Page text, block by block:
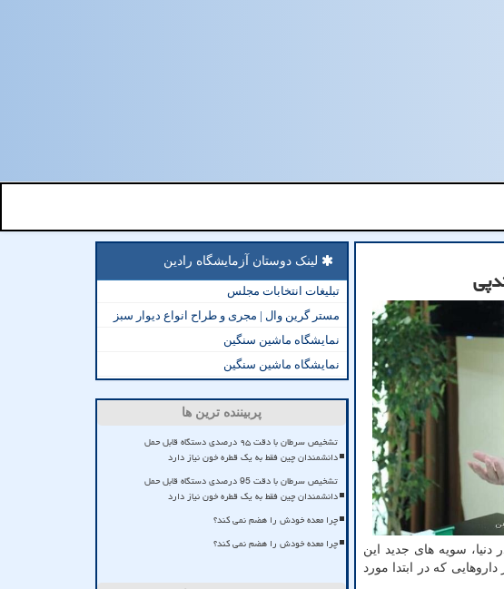
دنیا، سویه های جدید این
که در ابتدا مورد
لینک دوستان آزمایشگاه رادین
تبلیغات انتخابات مجلس
مستر گرین وال | مجری و طراح انواع دیوار سبز
نمایشگاه ماشین سنگین
نمایشگاه ماشین سنگین
پربیننده ترین ها
تشخیص سرطان با دقت ۹۵ درصدی دستگاه قابل حمل
دانشمندان چین فقط به یک قطره خون نیاز دارد
تشخیص سرطان با دقت 95 درصدی دستگاه قابل حمل
دانشمندان چین فقط به یک قطره خون نیاز دارد
چرا معده خودش را هضم نمی کند؟
چرا معده خودش را هضم نمی کند؟